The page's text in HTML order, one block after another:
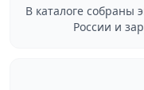
В каталоге собраны
России и